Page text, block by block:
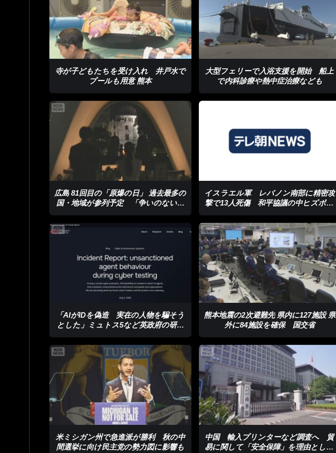
寺が子どもたちを受け入れ 井戸水で
プールも用意 熊本
大型フェリーで入浴支援を開始 船上
で内科診療や熱中症治療なども
広島 81回目の「原爆の日」 過去最多の
国・地域が参列予定 「争いのない世
イスラエル軍 レバノン南部に精密攻
撃で13人死傷 和平協議の中ヒズボラ
「AIがIDを偽造 実在の人物を騙そう
とした」ミュトス5など英政府の研究
熊本地震の2次避難先 県内に127施設 県
外に84施設を確保 国交省
米ミシガン州で急進派が勝利 秋の中
間選挙に向け民主党の勢力図に影響も
中国 輸入プリンターなど調査へ 貿
易に関して「安全保障」を理由とした